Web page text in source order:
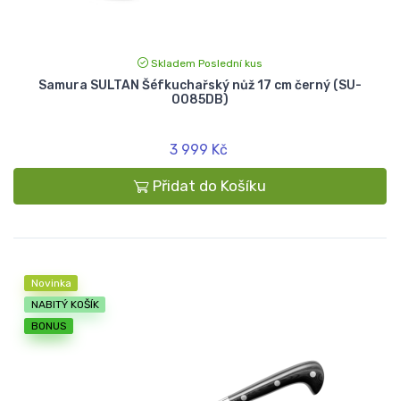
Skladem Poslední kus
Samura SULTAN Šéfkuchařský nůž 17 cm černý (SU-
0085DB)
3 999 Kč
Přidat do Košíku
Novinka
NABITÝ KOŠÍK
BONUS